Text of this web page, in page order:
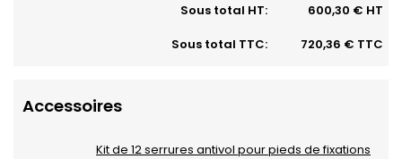
Sous total HT:
600,30 € HT
Sous total TTC:
720,36 € TTC
Accessoires
Kit de 12 serrures antivol pour pieds de fixations